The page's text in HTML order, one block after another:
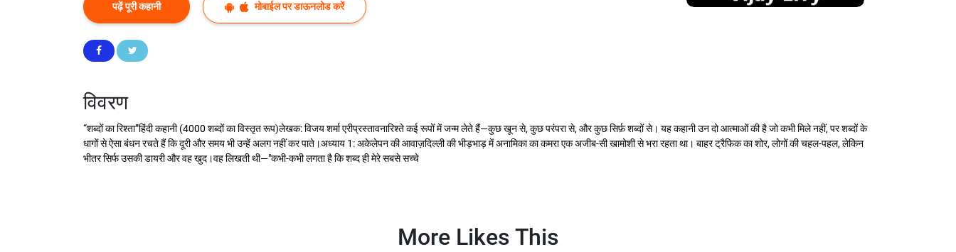
पढ़ें पूरी कहानी मोबाईल पर डाऊनलोड करें
विवरण
“शब्दों का रिश्ता”हिंदी कहानी (4000 शब्दों का विस्तृत रूप)लेखक: विजय शर्मा एरीप्रस्तावनारिश्ते कई रूपों में जन्म लेते हैं—कुछ खून से, कुछ परंपरा से, और कुछ सिर्फ़ शब्दों से। यह कहानी उन दो आत्माओं की है जो कभी मिले नहीं, पर शब्दों के
धागों से ऐसा बंधन रचते हैं कि दूरी और समय भी उन्हें अलग नहीं कर पाते।अध्याय 1: अकेलेपन की आवाज़दिल्ली की भीड़भाड़ में अनामिका का कमरा एक अजीब-सी खामोशी से भरा रहता था। बाहर ट्रैफिक का शोर, लोगों की चहल-पहल, लेकिन
भीतर सिर्फ उसकी डायरी और वह खुद।वह लिखती थी—"कभी-कभी लगता है कि शब्द ही मेरे सबसे सच्चे
More Likes This